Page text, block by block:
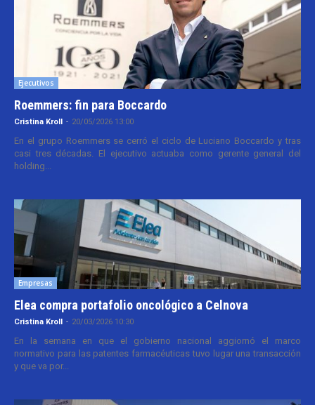
Ejecutivos
Roemmers: fin para Boccardo
Cristina Kroll - 20/05/2026 13:00
En el grupo Roemmers se cerró el ciclo de Luciano Boccardo y tras
casi tres décadas. El ejecutivo actuaba como gerente general del
holding...
Empresas
Elea compra portafolio oncológico a Celnova
Cristina Kroll - 20/03/2026 10:30
En la semana en que el gobierno nacional aggiornó el marco
normativo para las patentes farmacéuticas tuvo lugar una transacción
y que va por...